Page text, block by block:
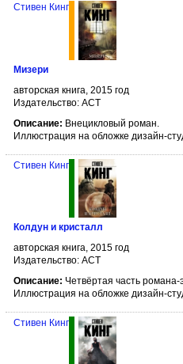
Стивен Кинг
Мизери
авторская книга, 2015 год
Издательство: АСТ
Описание: Внецикловый роман.
Иллюстрация на обложке дизайн-
Стивен Кинг
Колдун и кристалл
авторская книга, 2015 год
Издательство: АСТ
Описание: Четвёртая часть романа-
Иллюстрация на обложке дизайн-
Стивен Кинг